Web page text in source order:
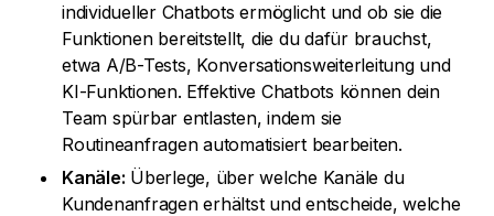
individueller Chatbots ermöglicht und ob sie die
Funktionen bereitstellt, die du dafür brauchst,
etwa A/B-Tests, Konversationsweiterleitung und
KI-Funktionen. Effektive Chatbots können dein
Team spürbar entlasten, indem sie
Routineanfragen automatisiert bearbeiten.
Kanäle: Überlege, über welche Kanäle du
Kundenanfragen erhältst und entscheide, welche